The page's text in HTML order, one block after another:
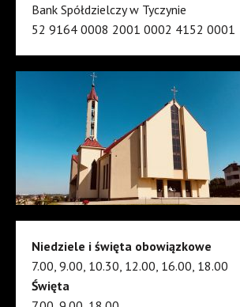
Bank Spółdzielczy w Tyczynie
52 9164 0008 2001 0002 4152 0001
Niedziele i święta obowiązkowe
7.00, 9.00, 10.30, 12.00, 16.00, 18.00
Święta